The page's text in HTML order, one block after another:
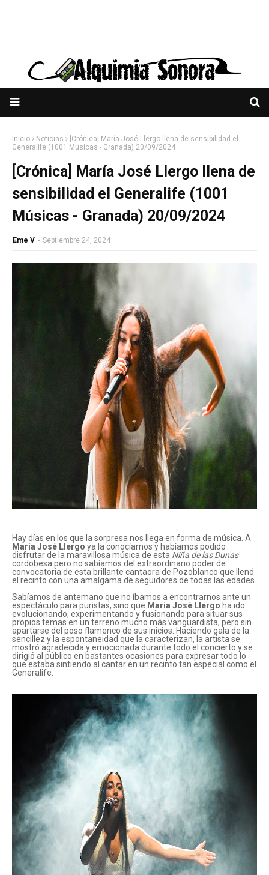
Inicio Noticias
[Crónica] María José Llergo llena de sensibilidad el
Generalife (1001 Músicas - Granada) 20/09/2024
[Crónica] María José Llergo llena de
sensibilidad el Generalife (1001
Músicas - Granada) 20/09/2024
Eme V - Septiembre 24, 2024
Hay días en los que la sorpresa nos llega en forma de música. A
María José Llergo ya la conocíamos y habíamos podido
disfrutar de la maravillosa música de esta Niña de las Dunas
cordobesa pero no sabíamos del extraordinario poder de
convocatoria de esta brillante cantaora de Pozoblanco que llenó
el recinto con una amalgama de seguidores de todas las edades.
Sabíamos de antemano que no íbamos a encontrarnos ante un
espectáculo para puristas, sino que María José Llergo ha ido
evolucionando, experimentando y fusionando para situar sus
propios temas en un terreno mucho más vanguardista, pero sin
apartarse del poso flamenco de sus inicios. Haciendo gala de la
sencillez y la espontaneidad que la caracterizan, la artista se
mostró agradecida y emocionada durante todo el concierto y se
dirigió al público en bastantes ocasiones para expresar todo lo
que estaba sintiendo al cantar en un recinto tan especial como el
Generalife.